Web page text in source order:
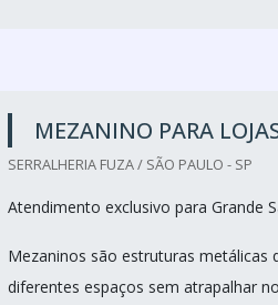
MEZANINO PARA
SERRALHERIA FUZA / SÃO PAULO - SP
Atendimento exclusivo para Grande
Mezaninos são estruturas
diferentes espaços sem atrapalhar